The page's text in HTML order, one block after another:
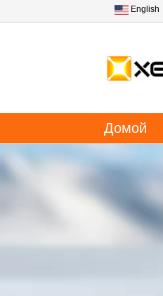
English
Домой